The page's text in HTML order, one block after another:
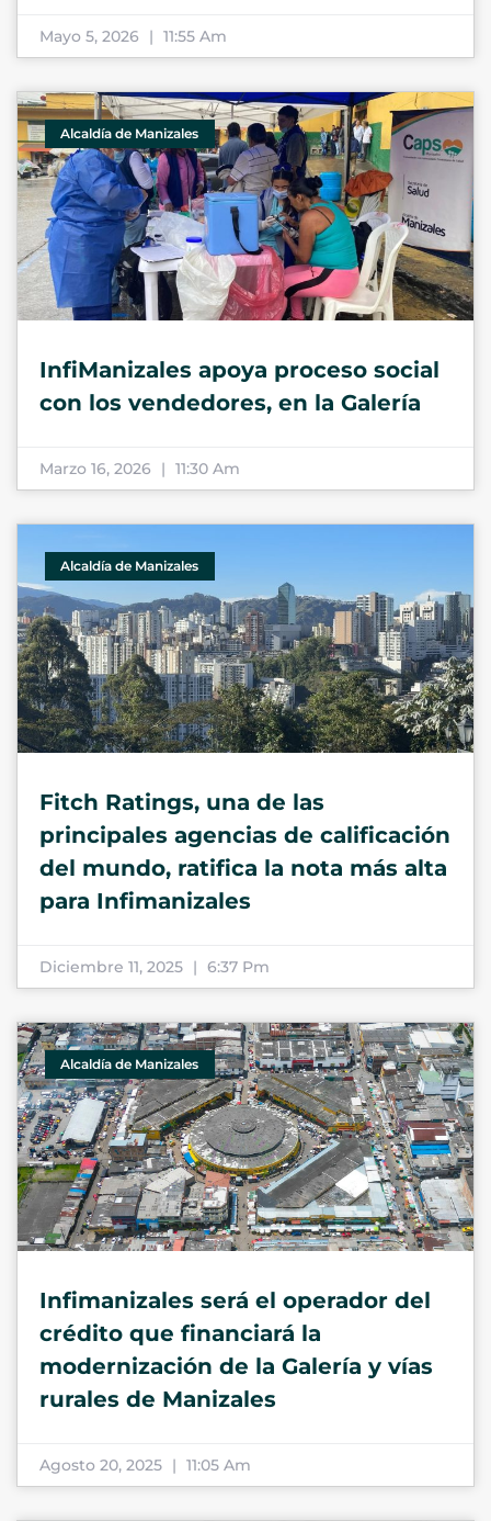
Mayo 5, 2026 11:55 Am
Alcaldía de Manizales
InfiManizales apoya proceso social
con los vendedores, en la Galería
Marzo 16, 2026 11:30 Am
Alcaldía de Manizales
Fitch Ratings, una de las
principales agencias de calificación
del mundo, ratifica la nota más alta
para Infimanizales
Diciembre 11, 2025 6:37 Pm
Alcaldía de Manizales
Infimanizales será el operador del
crédito que financiará la
modernización de la Galería y vías
rurales de Manizales
Agosto 20, 2025 11:05 Am